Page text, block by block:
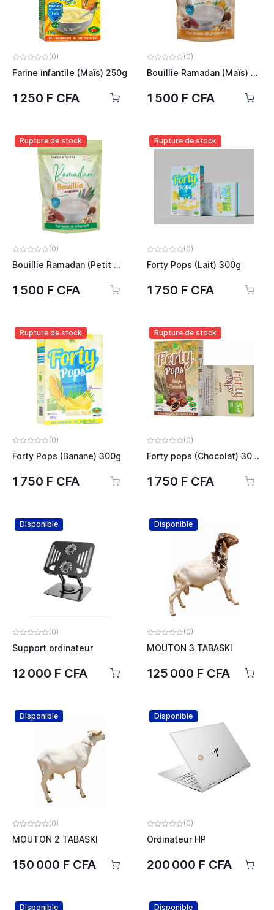
(0)
Farine infantile (Maïs) 250g
1 250 F CFA
(0)
Bouillie Ramadan (Maïs) 500g
1 500 F CFA
Rupture de stock
(0)
Bouillie Ramadan (Petit Mil) 500g
1 500 F CFA
Rupture de stock
(0)
Forty Pops (Lait) 300g
1 750 F CFA
Rupture de stock
(0)
Forty Pops (Banane) 300g
1 750 F CFA
Rupture de stock
(0)
Forty pops (Chocolat) 300g
1 750 F CFA
Disponible
(0)
Support ordinateur
12 000 F CFA
Disponible
(0)
MOUTON 3 TABASKI
125 000 F CFA
Disponible
(0)
MOUTON 2 TABASKI
150 000 F CFA
Disponible
(0)
Ordinateur HP
200 000 F CFA
Disponible Disponible